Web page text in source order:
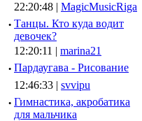
22:20:48 | MagicMusicRiga
· Танцы. Кто куда водит
девочек?
12:20:11 | marina21
· Пардаугава - Рисование
12:46:33 | svvipu
· Гимнастика, акробатика
для мальчика